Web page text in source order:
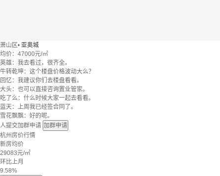
萧山区• 亚奥城
均价： 47000元/㎡
英雄：我去看过，很齐全。
牛转乾坤：这个楼盘价格波动大么？
回忆：我建议你们去楼盘看看。
大头：也可以直接咨询置业管家。
吃了么：什么时候大家一起去看看。
蓝天：上周我已经签合同了。
雪花飘飘：好的呢。
人提交加群申请 加群申请
杭州房价行情
新房均价
29083元/㎡
环比上月
9.58%